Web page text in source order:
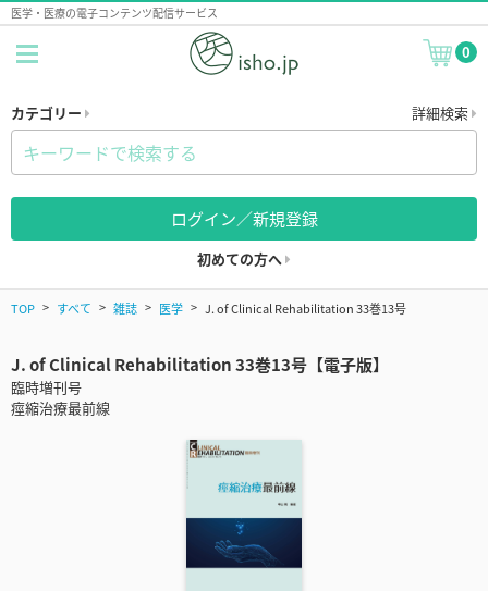
医学・医療の電子コンテンツ配信サービス
0
カテゴリー 詳細検索
ログイン／新規登録
初めての方へ
TOP すべて 雑誌 医学 J. of Clinical Rehabilitation 33巻13号
J. of Clinical Rehabilitation 33巻13号【電子版】
臨時増刊号
痙縮治療最前線